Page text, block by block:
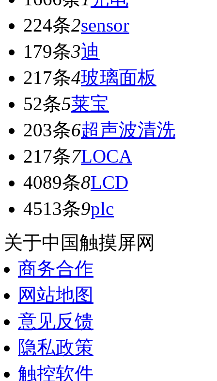
224条2sensor
179条3迪
217条4玻璃面板
52条5莱宝
203条6超声波清洗
217条7LOCA
4089条8LCD
4513条9plc
关于中国触摸屏网
商务合作
网站地图
意见反馈
隐私政策
触控软件